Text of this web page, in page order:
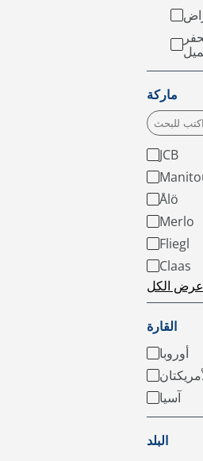
ماركة
JCB
Ålö
Merlo
Fliegl
Claas
عرض الكل
القارة
أوروبا
آسيا
البلد